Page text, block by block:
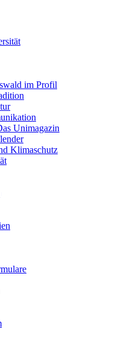
im Profil
Unimagazin
Klimaschutz